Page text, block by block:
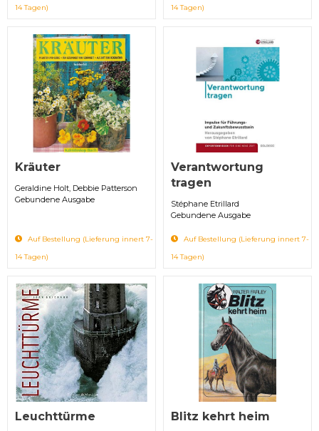
14 Tagen) 14 Tagen)
Kräuter
Geraldine Holt, Debbie Patterson
Gebundene Ausgabe
Auf Bestellung (Lieferung innert 7-
14 Tagen)
Verantwortung
tragen
Stéphane Etrillard
Gebundene Ausgabe
Auf Bestellung (Lieferung innert 7-
14 Tagen)
Leuchttürme Blitz kehrt heim